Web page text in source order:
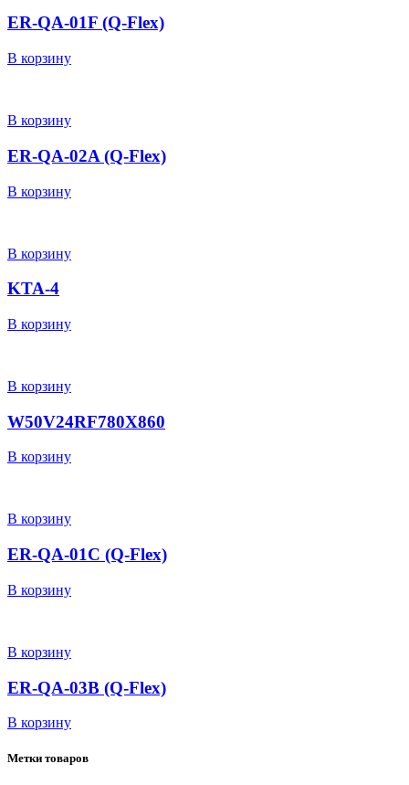
ER-QA-01F (Q-Flex)
В корзину
В корзину
ER-QA-02A (Q-Flex)
В корзину
В корзину
KTA-4
В корзину
В корзину
W50V24RF780X860
В корзину
В корзину
ER-QA-01C (Q-Flex)
В корзину
В корзину
ER-QA-03B (Q-Flex)
В корзину
Метки товаров